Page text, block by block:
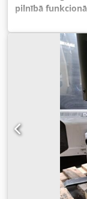
pilnībā